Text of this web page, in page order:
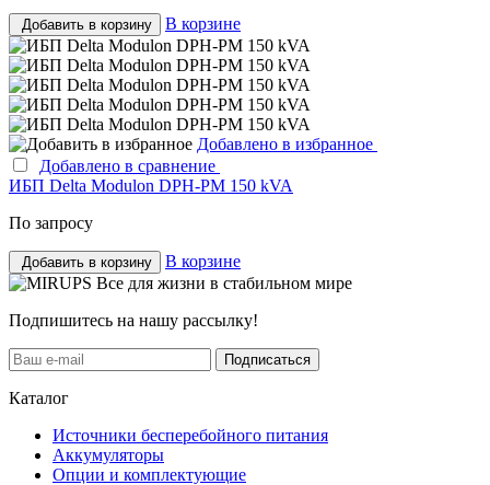
Добавить в корзину В корзине
Добавлено в избранное
Добавлено в сравнение
ИБП Delta Modulon DPH-PM 150 kVA
По запросу
Добавить в корзину
В корзине
Все для жизни в стабильном мире
Подпишитесь на нашу рассылку!
Подписаться
Каталог
Источники бесперебойного питания
Аккумуляторы
Опции и комплектующие